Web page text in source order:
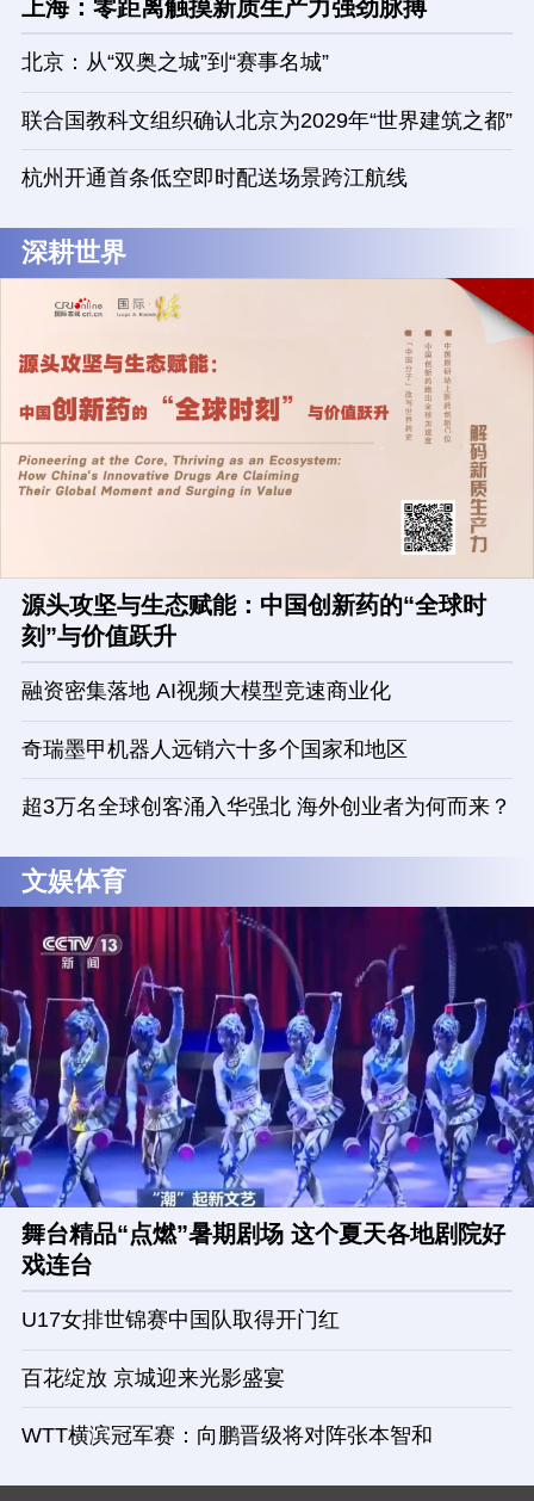
上海：零距离触摸新质生产力强劲脉搏
北京：从“双奥之城”到“赛事名城”
联合国教科文组织确认北京为2029年“世界建筑之都”
杭州开通首条低空即时配送场景跨江航线
深耕世界
源头攻坚与生态赋能：中国创新药的“全球时
刻”与价值跃升
融资密集落地 AI视频大模型竞速商业化
奇瑞墨甲机器人远销六十多个国家和地区
超3万名全球创客涌入华强北 海外创业者为何而来？
文娱体育
舞台精品“点燃”暑期剧场 这个夏天各地剧院好
戏连台
U17女排世锦赛中国队取得开门红
百花绽放 京城迎来光影盛宴
WTT横滨冠军赛：向鹏晋级将对阵张本智和